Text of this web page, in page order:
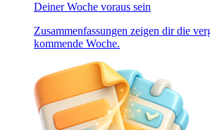
Deiner Woche voraus sein
Zusammenfassungen zeigen dir die
kommende Woche.